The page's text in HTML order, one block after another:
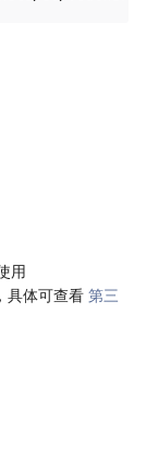
用
具体可查看 第三